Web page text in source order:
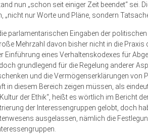
nun „schon seit einiger Zeit beendet“ sei.
„nicht nur Worte und Pläne, sondern
parlamentarischen Eingaben der politischen
Mehrzahl davon bisher nicht in die Praxis
eines Verhaltenskodexes für
grundlegend für die Regelung anderer
und die Vermögenserklärungen von
in diesem Bereich zeigen müssen, als
der Ethik“, heißt es wörtlich im Bericht
der Interessengruppen gelobt, doch
ausgelassen, nämlich die